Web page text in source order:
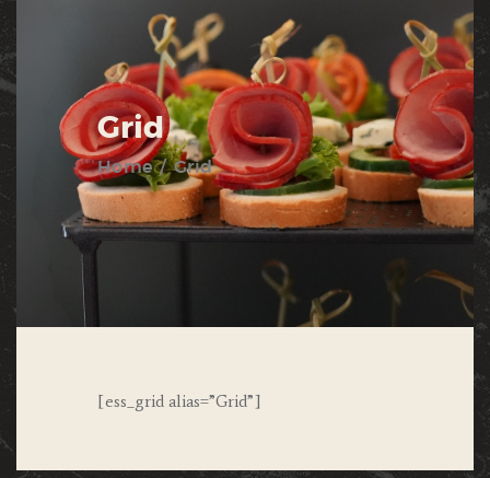
Grid
Home Grid
[ess_grid alias=”Grid”]